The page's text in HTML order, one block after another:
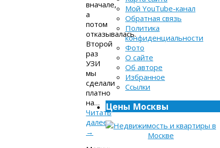
вначале,
а
потом
отказывалась.
Второй
раз
УЗИ
мы
сделали
платно
на…
Читать
далее
→
Мой YouTube-канал
Обратная связь
Политика
конфиденциальности
Фото
О сайте
Об авторе
Избранное
Ссылки
Цены Москвы